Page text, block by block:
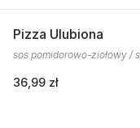
Pizza Ulubiona
sos pomidorowo-ziołowy /
36,99 zł